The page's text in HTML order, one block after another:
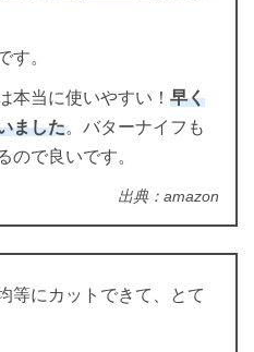
す。
本当に使いやすい！ 早く
ました。バターナイフも
ので良いです。
出典：amazon
等にカットできて、とて